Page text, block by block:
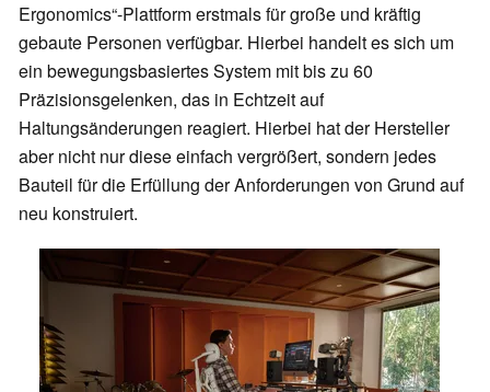
Ergonomics“-Plattform erstmals für große und kräftig
gebaute Personen verfügbar. Hierbei handelt es sich um
ein bewegungsbasiertes System mit bis zu 60
Präzisionsgelenken, das in Echtzeit auf
Haltungsänderungen reagiert. Hierbei hat der Hersteller
aber nicht nur diese einfach vergrößert, sondern jedes
Bauteil für die Erfüllung der Anforderungen von Grund auf
neu konstruiert.